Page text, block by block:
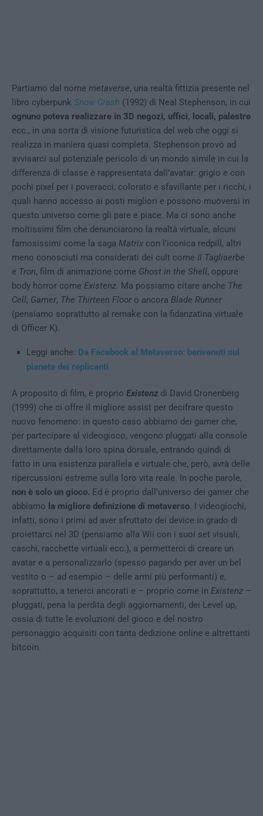
Partiamo dal nome metaverse, una realtà fittizia presente nel
libro cyberpunk Snow Crash (1992) di Neal Stephenson, in cui
ognuno poteva realizzare in 3D negozi, uffici, locali, palestre
ecc., in una sorta di visione futuristica del web che oggi si
realizza in maniera quasi completa. Stephenson provò ad
avvisarci sul potenziale pericolo di un mondo simile in cui la
differenza di classe è rappresentata dall’avatar: grigio e con
pochi pixel per i poveracci, colorato e sfavillante per i ricchi, i
quali hanno accesso ai posti migliori e possono muoversi in
questo universo come gli pare e piace. Ma ci sono anche
moltissimi film che denunciarono la realtà virtuale, alcuni
famosissimi come la saga Matrix con l’iconica redpill, altri
meno conosciuti ma considerati dei cult come Il Tagliaerbe
e Tron, film di animazione come Ghost in the Shell, oppure
body horror come Existenz. Ma possiamo citare anche The
Cell, Gamer, The Thirteen Floor o ancora Blade Runner
(pensiamo soprattutto al remake con la fidanzatina virtuale
di Officer K).
Leggi anche: Da Facebook al Metaverso: benvenuti sul
pianeta dei replicanti
A proposito di film, è proprio Existenz di David Cronenberg
(1999) che ci offre il migliore assist per decifrare questo
nuovo fenomeno: in questo caso abbiamo dei gamer che,
per partecipare al videogioco, vengono pluggati alla console
direttamente dalla loro spina dorsale, entrando quindi di
fatto in una esistenza parallela e virtuale che, però, avrà delle
ripercussioni estreme sulla loro vita reale. In poche parole,
non è solo un gioco. Ed è proprio dall’universo dei gamer che
abbiamo la migliore definizione di metaverso. I videogiochi,
infatti, sono i primi ad aver sfruttato dei device in grado di
proiettarci nel 3D (pensiamo alla Wii con i suoi set visuali,
caschi, racchette virtuali ecc.), a permetterci di creare un
avatar e a personalizzarlo (spesso pagando per aver un bel
vestito o – ad esempio – delle armi più performanti) e,
soprattutto, a tenerci ancorati e – proprio come in Existenz –
pluggati, pena la perdita degli aggiornamenti, dei Level up,
ossia di tutte le evoluzioni del gioco e del nostro
personaggio acquisiti con tanta dedizione online e altrettanti
bitcoin.